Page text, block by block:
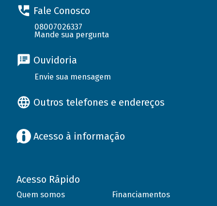
Fale Conosco
08007026337
Mande sua pergunta
Ouvidoria
Envie sua mensagem
Outros telefones e endereços
Acesso à informação
Acesso Rápido
Quem somos
Financiamentos